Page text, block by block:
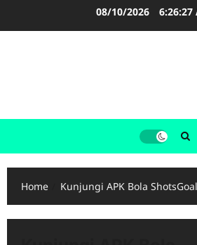
08/10/2026 6:26:27
Home Kunjungi APK Bola ShotsGoal